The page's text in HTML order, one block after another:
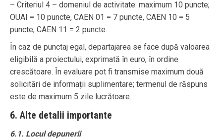
– Criteriul 4 – domeniul de activitate: maximum 10 puncte;
OUAI = 10 puncte, CAEN 01 = 7 puncte, CAEN 10 = 5
puncte, CAEN 11 = 2 puncte.
În caz de punctaj egal, departajarea se face după valoarea
eligibilă a proiectului, exprimată în euro, în ordine
crescătoare. În evaluare pot fi transmise maximum două
solicitări de informații suplimentare; termenul de răspuns
este de maximum 5 zile lucrătoare.
6. Alte detalii importante
6.1. Locul depunerii